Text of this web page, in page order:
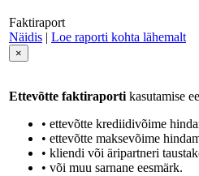
Faktiraport
Näidis | Loe raporti kohta lähemalt
×
Ettevõtte faktiraporti kasutamise
• ettevõtte krediidivõime
• ettevõtte maksevõime
• kliendi või äripartneri
• või muu sarnane eesmärk.